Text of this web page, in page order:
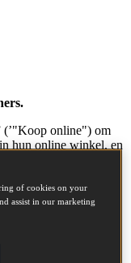
(’"Koop online") om
hun online winkel, en
voor de inhoud
of cookies on your
assist in our marketing